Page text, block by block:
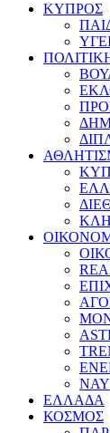
ΚΥΠΡΟΣ
ΕΛΛΑΔΑ
ΚΟΣΜΟΣ